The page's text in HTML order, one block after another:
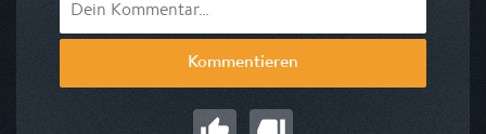
Kommentieren